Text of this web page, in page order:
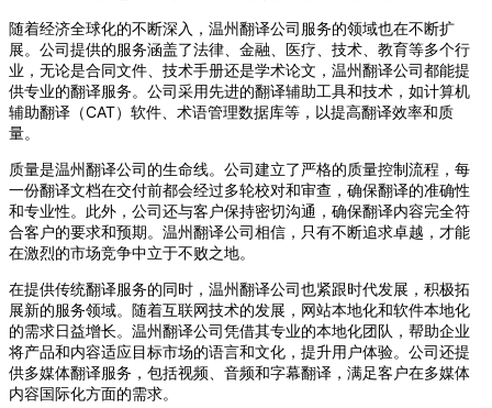
随着经济全球化的不断深入，温州翻译公司服务的领域也在不断扩
展。公司提供的服务涵盖了法律、金融、医疗、技术、教育等多个行
业，无论是合同文件、技术手册还是学术论文，温州翻译公司都能提
供专业的翻译服务。公司采用先进的翻译辅助工具和技术，如计算机
辅助翻译（CAT）软件、术语管理数据库等，以提高翻译效率和质
量。
质量是温州翻译公司的生命线。公司建立了严格的质量控制流程，每
一份翻译文档在交付前都会经过多轮校对和审查，确保翻译的准确性
和专业性。此外，公司还与客户保持密切沟通，确保翻译内容完全符
合客户的要求和预期。温州翻译公司相信，只有不断追求卓越，才能
在激烈的市场竞争中立于不败之地。
在提供传统翻译服务的同时，温州翻译公司也紧跟时代发展，积极拓
展新的服务领域。随着互联网技术的发展，网站本地化和软件本地化
的需求日益增长。温州翻译公司凭借其专业的本地化团队，帮助企业
将产品和内容适应目标市场的语言和文化，提升用户体验。公司还提
供多媒体翻译服务，包括视频、音频和字幕翻译，满足客户在多媒体
内容国际化方面的需求。